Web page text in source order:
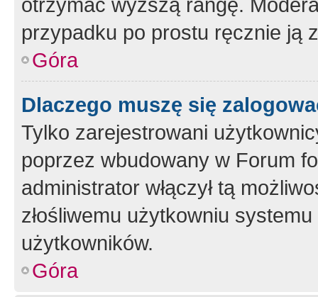
przypadku po prostu ręcznie ją
Góra
Dlaczego muszę się
Tylko zarejestrowani
poprzez wbudowany w Forum
administrator włączył tą
złośliwemu użytkowniu
użytkowników.
Góra